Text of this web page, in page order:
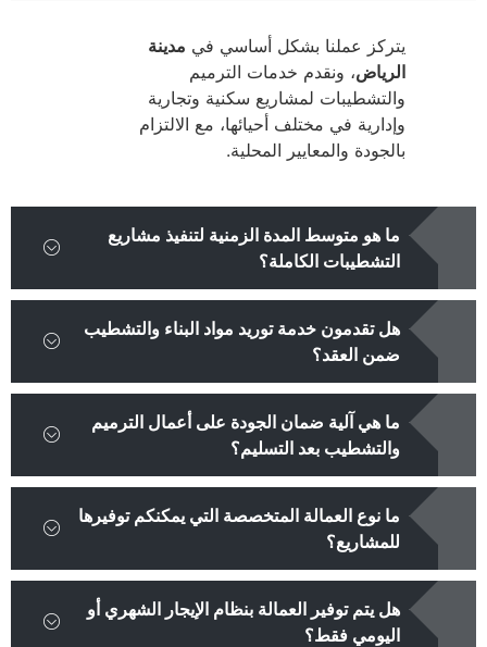
يتركز عملنا بشكل أساسي في مدينة
الرياض، ونقدم خدمات الترميم
والتشطيبات لمشاريع سكنية وتجارية
وإدارية في مختلف أحيائها، مع الالتزام
بالجودة والمعايير المحلية.
ما هو متوسط المدة الزمنية لتنفيذ مشاريع
التشطيبات الكاملة؟
هل تقدمون خدمة توريد مواد البناء والتشطيب
ضمن العقد؟
ما هي آلية ضمان الجودة على أعمال الترميم
والتشطيب بعد التسليم؟
ما نوع العمالة المتخصصة التي يمكنكم توفيرها
للمشاريع؟
هل يتم توفير العمالة بنظام الإيجار الشهري أو
اليومي فقط؟